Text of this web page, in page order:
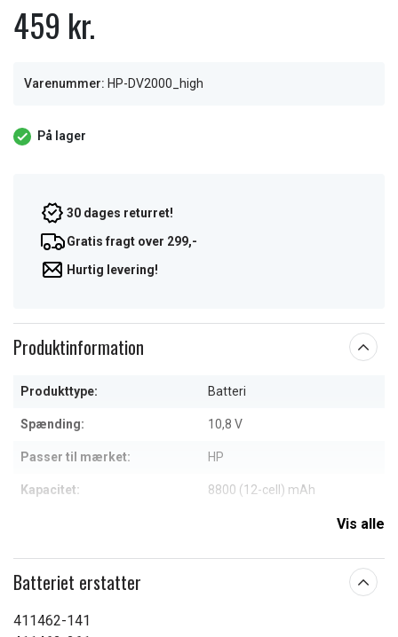
459 kr.
Varenummer: HP-DV2000_high
På lager
30 dages returret!
Gratis fragt over 299,-
Hurtig levering!
Produktinformation
Produkttype: Batteri
Spænding: 10,8 V
Passer til mærket: HP
Kapacitet: 8800 (12-cell) mAh
Vis alle
Batteriet erstatter
411462-141